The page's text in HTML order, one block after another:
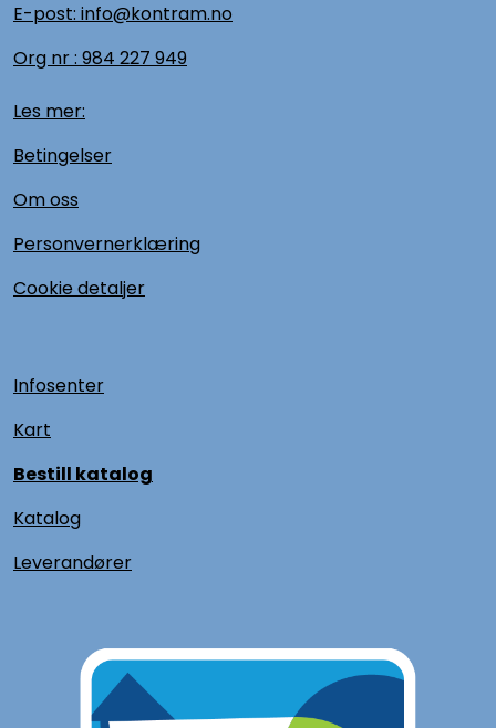
E-post: info@kontram.no
Org nr : 984 227 949
Les mer:
Betingelser
Om oss
Personvernerklæring
Cookie detaljer
Infosenter
Kart
Bestill katalog
Katalog
Leverandører